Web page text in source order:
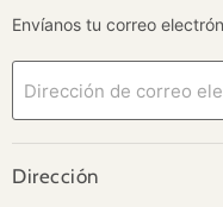
Envíanos tu correo
Dirección de correo
Dirección